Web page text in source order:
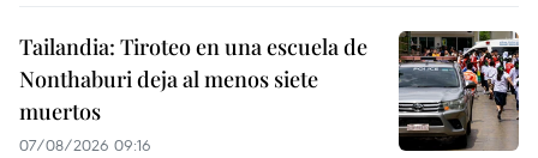
Tailandia: Tiroteo en una escuela de
Nonthaburi deja al menos siete
muertos
07/08/2026 09:16